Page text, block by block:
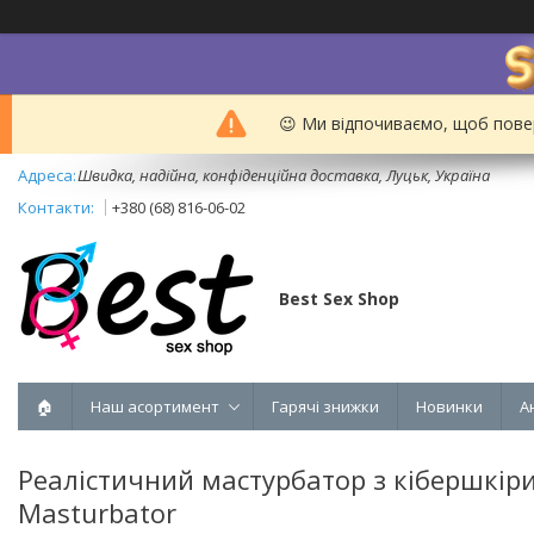
😉 Ми відпочиваємо, щоб
Швидка, надійна, конфіденційна доставка, Луцьк, Україна
+380 (68) 816-06-02
Best Sex Shop
🏠 Наш асортимент Гарячі знижки Новинки
Реалістичний мастурбатор з
Masturbator